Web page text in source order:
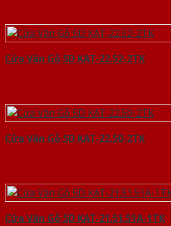
Cửa Vân Gỗ 5D KAT-22.52-2TK
Cửa Vân Gỗ 5D KAT-22.50-2TK
Cửa Vân Gỗ 5D KAT-21.51.51A-1TK